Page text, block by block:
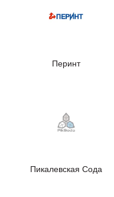
Перинт
Пикалевская Сода